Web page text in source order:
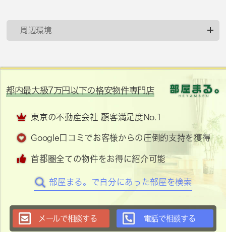
周辺環境
都内最大級7万円以下の格安物件専門店
東京の不動産会社 顧客満足度No.1
Google口コミでお客様からの圧倒的支持を獲得
首都圏全ての物件をお得に紹介可能
部屋まる。で自分にあった部屋を検索
メールで相談する 電話で相談する